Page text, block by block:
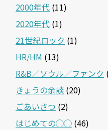
2000年代 (11)
2020年代 (1)
21世紀ロック (1)
HR/HM (13)
R&B／ソウル／ファンク
きょうの余談 (20)
ごあいさつ (2)
はじめての◯◯ (46)